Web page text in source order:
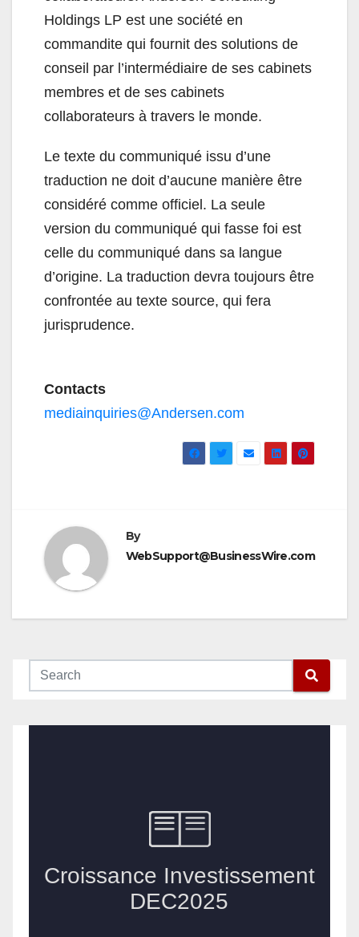
Holdings LP est une société en
commandite qui fournit des solutions de
conseil par l’intermédiaire de ses cabinets
membres et de ses cabinets
collaborateurs à travers le monde.
Le texte du communiqué issu d’une
traduction ne doit d’aucune manière être
considéré comme officiel. La seule
version du communiqué qui fasse foi est
celle du communiqué dans sa langue
d’origine. La traduction devra toujours être
confrontée au texte source, qui fera
jurisprudence.
Contacts
mediainquiries@Andersen.com
By
WebSupport@BusinessWire.com